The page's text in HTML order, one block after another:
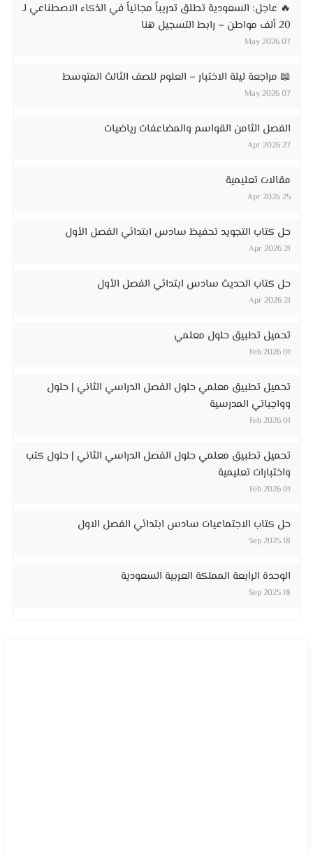
🔥 عاجل: السعودية تطلق تدريباً مجانياً في الذكاء الاصطناعي لـ
20 ألف مواطن – رابط التسجيل هنا
07 May 2026
📖 مراجعة ليلة الاختبار – العلوم للصف الثالث المتوسط
07 May 2026
الفصل الثامن القواسم والمضاعفات رياضيات
27 Apr 2026
مقالات تعليمية
25 Apr 2026
حل كتاب التجويد تحفيظ سادس ابتدائي الفصل الأول
21 Apr 2026
حل كتاب الحديث سادس ابتدائي الفصل الأول
21 Apr 2026
تحميل تطبيق حلول معلمي
01 Feb 2026
تحميل تطبيق معلمي حلول الفصل الدراسي الثاني | حلول
وواجباتي المدرسية
01 Feb 2026
تحميل تطبيق معلمي حلول الفصل الدراسي الثاني | حلول كتب
واختبارات تعليمية
01 Feb 2026
حل كتاب الاجتماعيات سادس ابتدائي الفصل الاول
18 Sep 2025
الوحدة الرابعة المملكة العربية السعودية
18 Sep 2025